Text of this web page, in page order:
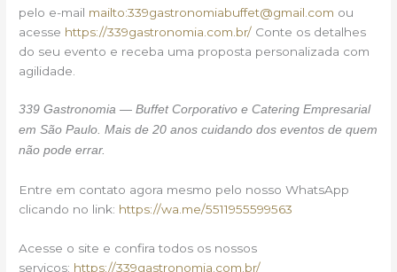
pelo e-mail mailto:339gastronomiabuffet@gmail.com ou
acesse https://339gastronomia.com.br/ Conte os detalhes
do seu evento e receba uma proposta personalizada com
agilidade.
339 Gastronomia — Buffet Corporativo e Catering Empresarial
em São Paulo. Mais de 20 anos cuidando dos eventos de quem
não pode errar.
Entre em contato agora mesmo pelo nosso WhatsApp
clicando no link: https://wa.me/5511955599563
Acesse o site e confira todos os nossos
serviços: https://339gastronomia.com.br/